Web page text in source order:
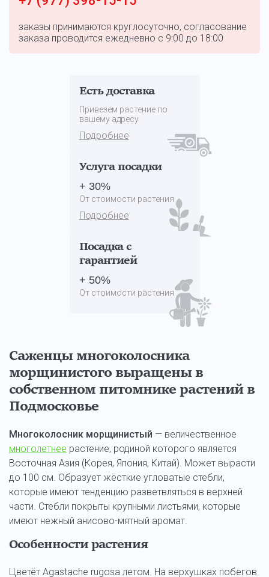
заказы принимаются круглосуточно, согласование
заказа проводится ежедневно с 9:00 до 18:00
Есть доставка
Привезем растение по
вашему адресу
Подробнее
Услуга посадки
+ 30%
От стоимости растения
Подробнее
Посадка с
гарантией
+ 50%
От стоимости растения
Саженцы многоколосника
морщинистого выращены в
собственном питомнике растений в
Подмосковье
Многоколосник морщинистый — величественное
многолетнее растение, родиной которого является
Восточная Азия (Корея, Япония, Китай). Может вырасти
до 100 см. Образует жёсткие угловатые стебли,
которые имеют тенденцию разветвляться в верхней
части. Стебли покрыты крупными листьями, которые
имеют нежный анисово-мятный аромат.
Особенности растения
Цветёт Agastache rugosa летом. На верхушках побегов